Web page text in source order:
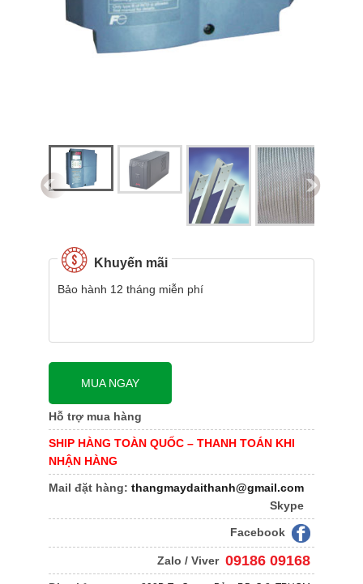
Khuyến mãi
Bảo hành 12 tháng miễn phí
MUA NGAY
Hỗ trợ mua hàng
SHIP HÀNG TOÀN QUỐC – THANH TOÁN KHI
NHẬN HÀNG
Mail đặt hàng: thangmaydaithanh@gmail.com
Skype
Facebook
Zalo / Viver 09186 09168